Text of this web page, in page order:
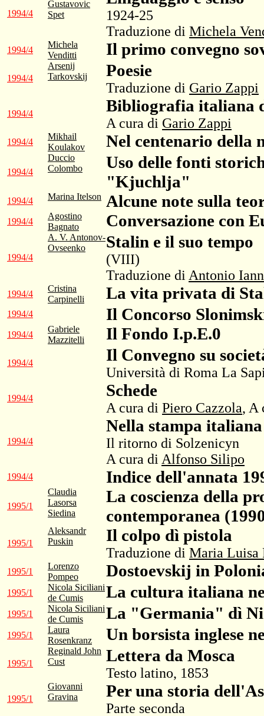
1994/4
Gustavovic
Spet
1924-25
Traduzione di Michela
1994/4
Michela
Venditti
Il primo convegno
1994/4
Arsenij
Tarkovskij
Poesie
Traduzione di Gario Zappi
1994/4 Bibliografia italiana
A cura di Gario Zappi
1994/4
Mikhail
Koulakov
Nel centenario della
1994/4
Duccio
Colombo
Uso delle fonti
"Kjuchlja"
1994/4 Marina Itelson Alcune note sulla
1994/4
Agostino
Bagnato
Conversazione con
1994/4
A. V. Antonov-
Ovseenko
Stalin e il suo tempo
(VIII)
Traduzione di Antonio
1994/4
Cristina
Carpinelli
La vita privata di
1994/4 Il Concorso
1994/4
Gabriele
Mazzitelli
Il Fondo I.p.E.0
1994/4 Il Convegno su
Università di Roma La
1994/4 Schede
A cura di Piero Cazzola, A
1994/4
Nella stampa italiana
Il ritorno di Solzenicyn
A cura di Alfonso Silipo
1994/4 Indice dell'annata
1995/1
Claudia
Lasorsa
Siedina
La coscienza della
contemporanea
1995/1
Aleksandr
Puskin
Il colpo dì pistola
Traduzione di Maria Luisa
1995/1
Lorenzo
Pompeo
Dostoevskij in
1995/1
Nicola Siciliani
de Cumis
La cultura italiana
1995/1
Nicola Siciliani
de Cumis
La "Germania" dì
1995/1
Laura
Rosenkranz
Un borsista inglese
1995/1
Reginald John
Cust
Lettera da Mosca
Testo latino, 1853
1995/1
Giovanni
Gravina
Per una storia
Parte seconda